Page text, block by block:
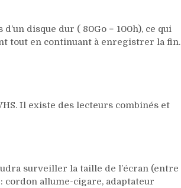
disque dur ( 80Go = 100h), ce qui
tout en continuant à enregistrer la fin.
Il existe des lecteurs combinés et
surveiller la taille de l’écran (entre
cordon allume-cigare, adaptateur